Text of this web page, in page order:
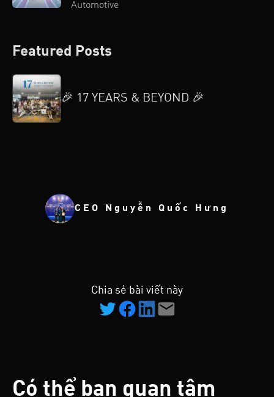
Automotive
Featured Posts
🎉 17 YEARS & BEYOND 🎉
CEO Nguyễn Quốc Hưng
Chia sẻ bài viết này
Có thể bạn quan tâm